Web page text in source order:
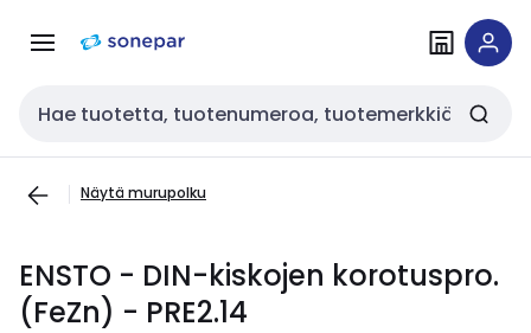
navigointiinsisältöön
Haku
Näytä murupolku
ENSTO - DIN-kiskojen korotuspro.
(FeZn) - PRE2.14